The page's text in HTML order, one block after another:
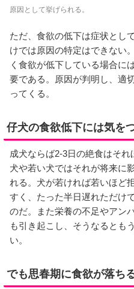
原因として挙げられる。
ただ、食欲の低下は症状とし
けでは原因の特定はできない
く食欲が低下している場合に
要である。原因が判明し、適
ってくる。
仔犬の食欲低下には気を
成犬ならば2-3日の絶食はそ
犬や若い犬ではそれが将来に
れる。犬が若ければ若いほど
すく、たった半日遅れただけ
のだ。また栄養の不足やアン
も引き起こし、そうなるとも
い。
でも思春期に食欲が落ち